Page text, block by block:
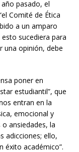
pasado, el
Comité de Ética
a un amparo
esto sucediera para
una opinión, debe
poner en
estudiantil”, que
entran en la
emocional y
ansiedades, la
adicciones; ello,
éxito académico”.